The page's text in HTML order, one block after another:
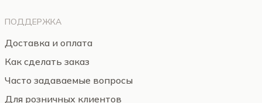
ПОДДЕРЖКА
Доставка и оплата
Как сделать заказ
Часто задаваемые вопросы
Для розничных клиентов